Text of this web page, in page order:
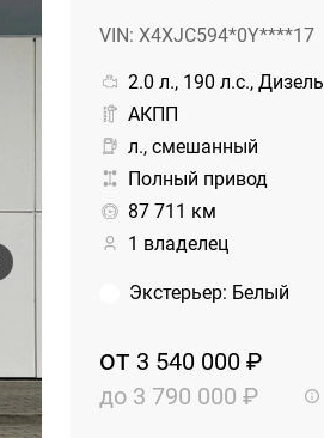
VIN: X4XJC594*0Y****17
2.0 л., 190 л.с., Дизель
АКПП
л., смешанный
Полный привод
87 711 км
1 владелец
Экстерьер: Белый
от 3 540 000 ₽
до 3 790 000 ₽